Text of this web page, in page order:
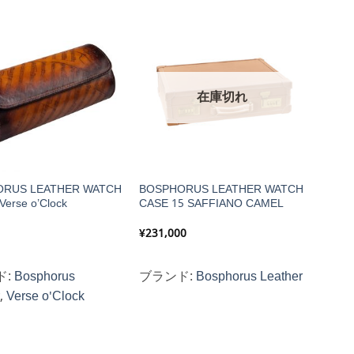
LEATHER WATCH
o’Clock
: Bosphorus
,Verse o'Clock
在庫切れ
BOSPHORUS LEATHER WATCH
CASE 15 SAFFIANO CAMEL
¥231,000
ブランド: Bosphorus Leather